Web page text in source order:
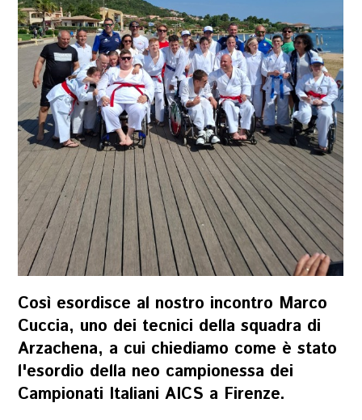
Così esordisce al nostro incontro Marco
Cuccia, uno dei tecnici della squadra di
Arzachena, a cui chiediamo come è stato
l'esordio della neo campionessa dei
Campionati Italiani AICS a Firenze.